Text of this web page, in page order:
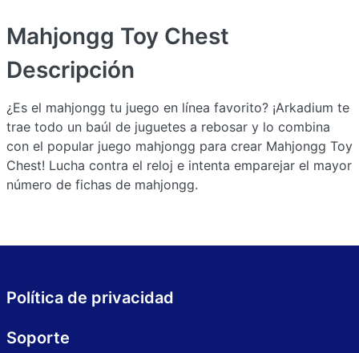
Mahjongg Toy Chest
Descripción
¿Es el mahjongg tu juego en línea favorito? ¡Arkadium te
trae todo un baúl de juguetes a rebosar y lo combina
con el popular juego mahjongg para crear Mahjongg Toy
Chest! Lucha contra el reloj e intenta emparejar el mayor
número de fichas de mahjongg.
Política de privacidad
Soporte